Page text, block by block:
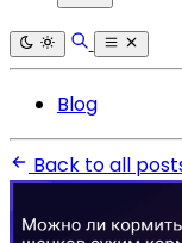
Blog
Back to all